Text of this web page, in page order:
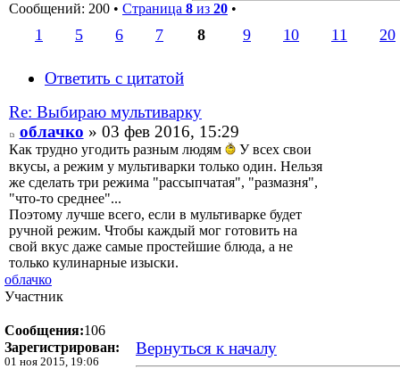
Сообщений: 200 • Страница 8 из 20 •
1 5 6 7 8 9 10 11 20
Ответить с цитатой
Re: Выбираю мультиварку
облачко » 03 фев 2016, 15:29
Как трудно угодить разным людям
У всех свои
вкусы, а режим у мультиварки только один. Нельзя
же сделать три режима "рассыпчатая", "размазня",
"что-то среднее"...
Поэтому лучше всего, если в мультиварке будет
ручной режим. Чтобы каждый мог готовить на
свой вкус даже самые простейшие блюда, а не
только кулинарные изыски.
облачко
Участник
Сообщения:106
Зарегистрирован:
01 ноя 2015, 19:06
Вернуться к началу